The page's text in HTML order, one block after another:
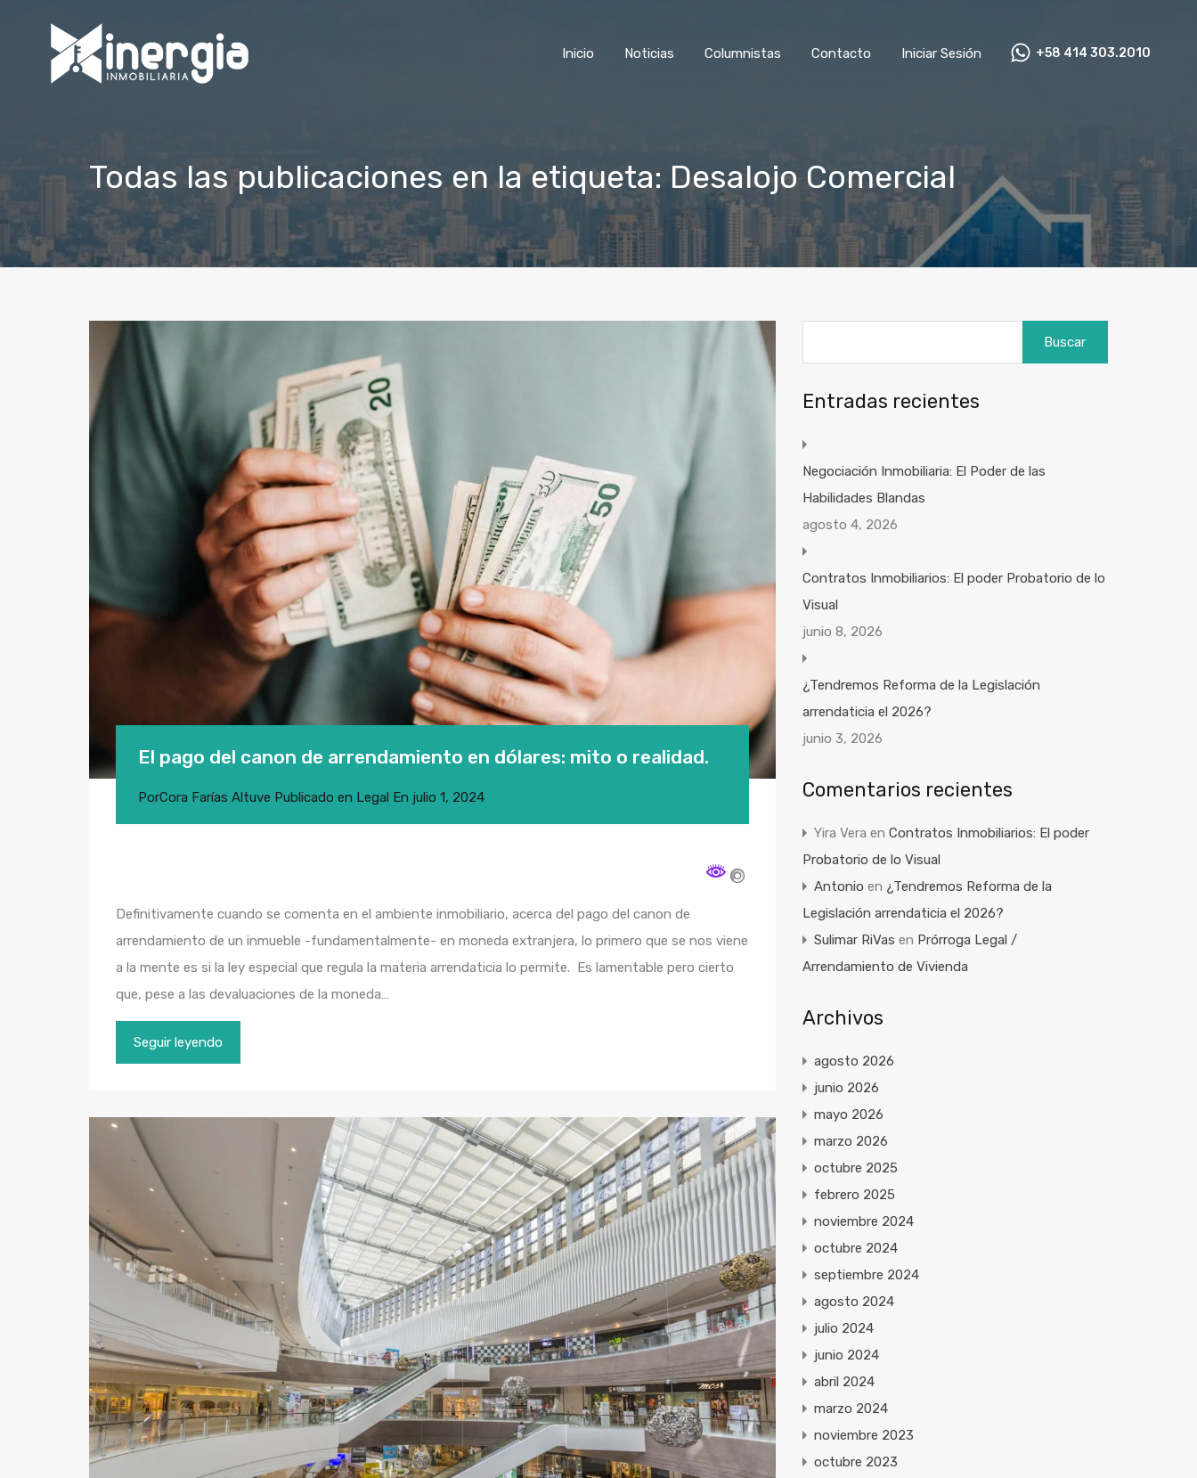
Inicio Noticias Columnistas Contacto Iniciar Sesión +58 414 303.2010
Todas las publicaciones en la etiqueta: Desalojo Comercial
El pago del canon de arrendamiento en dólares: mito o realidad.
PorCora Farías Altuve Publicado en Legal En julio 1, 2024
Definitivamente cuando se comenta en el ambiente inmobiliario, acerca del pago del canon de
arrendamiento de un inmueble -fundamentalmente- en moneda extranjera, lo primero que se nos viene
a la mente es si la ley especial que regula la materia arrendaticia lo permite. Es lamentable pero cierto
que, pese a las devaluaciones de la moneda…
Seguir leyendo
Entradas recientes
Negociación Inmobiliaria: El Poder de las
Habilidades Blandas
agosto 4, 2026
Contratos Inmobiliarios: El poder Probatorio de lo
Visual
junio 8, 2026
¿Tendremos Reforma de la Legislación
arrendaticia el 2026?
junio 3, 2026
Comentarios recientes
Yira Vera en Contratos Inmobiliarios: El poder
Probatorio de lo Visual
Antonio en ¿Tendremos Reforma de la
Legislación arrendaticia el 2026?
Sulimar RiVas en Prórroga Legal /
Arrendamiento de Vivienda
Archivos
agosto 2026
junio 2026
mayo 2026
marzo 2026
octubre 2025
febrero 2025
noviembre 2024
octubre 2024
septiembre 2024
agosto 2024
julio 2024
junio 2024
abril 2024
marzo 2024
noviembre 2023
octubre 2023